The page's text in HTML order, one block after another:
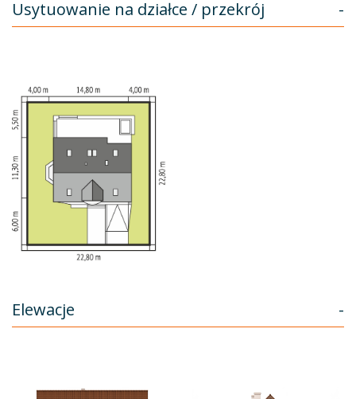
Usytuowanie na działce / przekrój -
Elewacje -